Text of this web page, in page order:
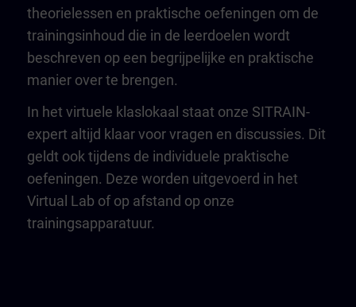
theorielessen en praktische oefeningen om de
trainingsinhoud die in de leerdoelen wordt
beschreven op een begrijpelijke en praktische
manier over te brengen.
In het virtuele klaslokaal staat onze SITRAIN-
expert altijd klaar voor vragen en discussies. Dit
geldt ook tijdens de individuele praktische
oefeningen. Deze worden uitgevoerd in het
Virtual Lab of op afstand op onze
trainingsapparatuur.